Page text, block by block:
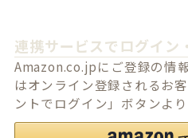
連携サービスでログイン
Amazon.co.jpにご登録の情
はオンライン登録されるお
ントでログイン」ボタンよ